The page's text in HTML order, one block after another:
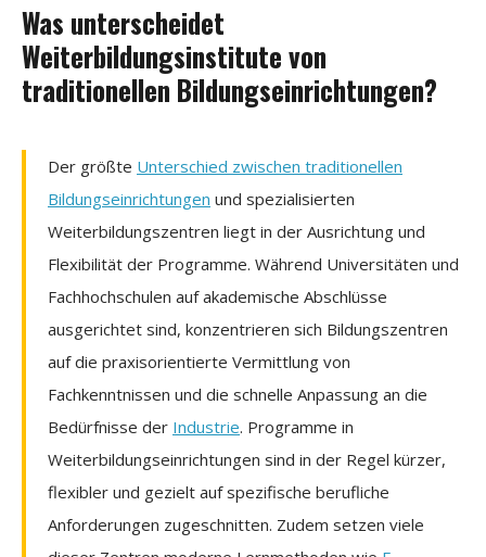
Was unterscheidet
Weiterbildungsinstitute von
traditionellen Bildungseinrichtungen?
Der größte Unterschied zwischen traditionellen
Bildungseinrichtungen und spezialisierten
Weiterbildungszentren liegt in der Ausrichtung und
Flexibilität der Programme. Während Universitäten und
Fachhochschulen auf akademische Abschlüsse
ausgerichtet sind, konzentrieren sich Bildungszentren
auf die praxisorientierte Vermittlung von
Fachkenntnissen und die schnelle Anpassung an die
Bedürfnisse der Industrie. Programme in
Weiterbildungseinrichtungen sind in der Regel kürzer,
flexibler und gezielt auf spezifische berufliche
Anforderungen zugeschnitten. Zudem setzen viele